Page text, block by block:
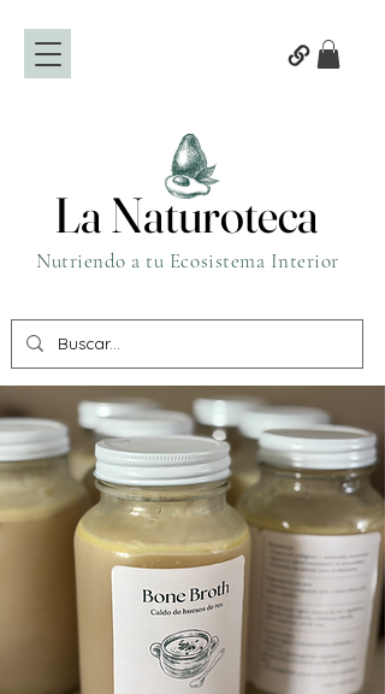
La Naturoteca
La Naturoteca
Nutriendo a tu Ecosistema Interior